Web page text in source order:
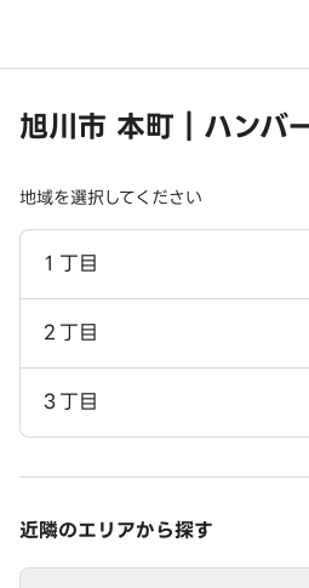
旭川市 本町｜ハンバ
地域を選択してください
１丁目
２丁目
３丁目
近隣のエリアから探す